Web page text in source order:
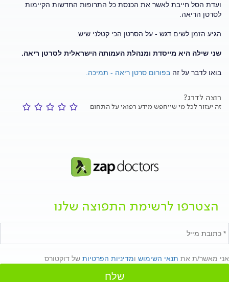
ועדת הסל חייבת לאשר את הכנסת כל התרופות החדשות הקיימות
לסרטן הריאה.
הגיע הזמן לשים דגש - על הסרטן הכי קטלני שיש.
שני שילה היא מייסדת ומנהלת העמותה הישראלית לסרטן ריאה.
בואו לדבר על זה בפורום סרטן ריאה - תמיכה.
רוצה לדרג?
זה יעזור לכל מי שייחפש מידע רפואי על התחום
הצטרפו לרשימת התפוצה שלנו
אני מאשר/ת את תנאי השימוש ומדיניות הפרטיות של דוקטורס
שלח